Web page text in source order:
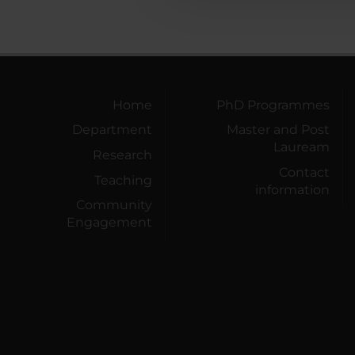
Home
Department
Research
Teaching
Community
Engagement
PhD Programmes
Master and Post
Lauream
Contact
information